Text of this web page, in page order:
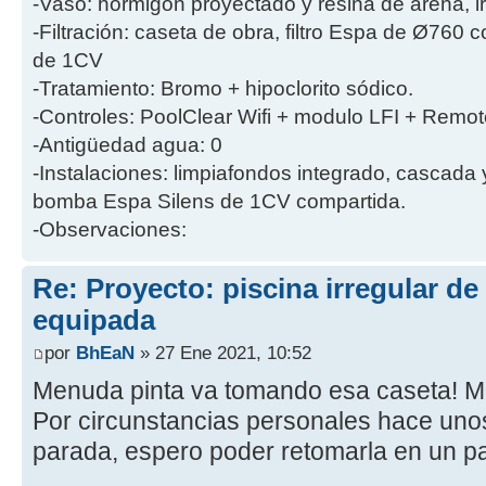
-Filtración: caseta de obra, filtro Espa de Ø760
de 1CV
-Tratamiento: Bromo + hipoclorito sódico.
-Controles: PoolClear Wifi + modulo LFI +
-Antigüedad agua: 0
-Instalaciones: limpiafondos integrado,
bomba Espa Silens de 1CV compartida.
-Observaciones:
Re: Proyecto: piscina irregular
equipada
por BhEaN » 27 Ene 2021, 10:52
Menuda pinta va tomando esa caseta!
Por circunstancias personales hace
parada, espero poder retomarla en un